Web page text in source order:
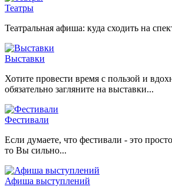
Театры
Театральная афиша: куда сходить на
Выставки
Хотите провести время с пользой и
обязательно загляните на выставки...
Фестивали
Если думаете, что фестивали - это
то Вы сильно...
Афиша выступлений